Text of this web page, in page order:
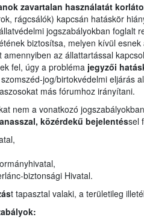
zavartalan használatát
rágcsálók) kapcsán hatáskör
jogszabályokban foglalt
biztosítsa, melyen kívül
amennyiben az állattartással
fel, úgy a probléma jegyzői
jog/birtokvédelmi eljárás
más fórumhoz irányítani.
nem a vonatkozó
közérdekű bejelentéssel
biztonsági Hivatal.
t tapasztal valaki, a területileg